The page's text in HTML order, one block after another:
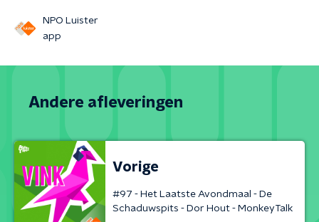
NPO Luister
app
Andere afleveringen
Vorige
#97 - Het Laatste Avondmaal - De
Schaduwspits - Dor Hout - MonkeyTalk